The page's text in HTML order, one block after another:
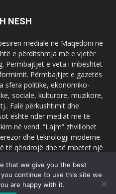
NESH
mediale në Maqedoni në
e përditshmja më e vjetër
Përmbajtjet e veta i mbështet
Përmbajtjet e gazetës
sfera politike, ekonomiko-
sociale, kulturore, muzikore,
Falë përkushtimit dhe
është ndër mediat më të
në vend. “Lajm” zhvillohet
dhe teknologji moderne.
të qëndrojë dhe të mbetet një
www.lajmpress.org është një
në Maqedoni.
that we give you the best
continue to use this site we
are happy with it.